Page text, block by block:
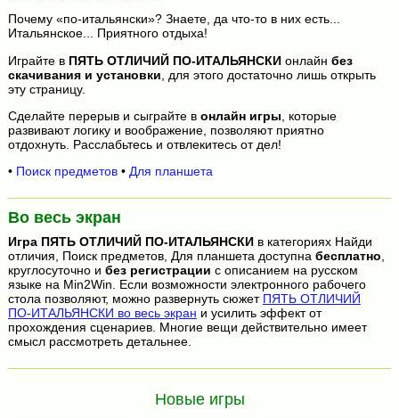
Почему «по-итальянски»? Знаете, да что-то в них есть...
Итальянское... Приятного отдыха!
Играйте в ПЯТЬ ОТЛИЧИЙ ПО-ИТАЛЬЯНСКИонлайн без
скачивания и установки , для этого достаточно лишь открыть
эту страницу.
Сделайте перерыв и сыграйте в онлайн игры , которые
развивают логику и воображение, позволяют приятно
отдохнуть. Расслабьтесь и отвлекитесь от дел!
• Поиск предметов• Для планшета
Во весь экран
Игра ПЯТЬ ОТЛИЧИЙ ПО-ИТАЛЬЯНСКИв категориях Найди
отличия, Поиск предметов, Для планшета доступна бесплатно,
круглосуточно и без регистрации с описанием на русском
языке на Min2Win. Если возможности электронного рабочего
стола позволяют, можно развернуть сюжет ПЯТЬ ОТЛИЧИЙ
ПО-ИТАЛЬЯНСКИ во весь экран и усилить эффект от
прохождения сценариев. Многие вещи действительно имеет
смысл рассмотреть детальнее.
Новые игры